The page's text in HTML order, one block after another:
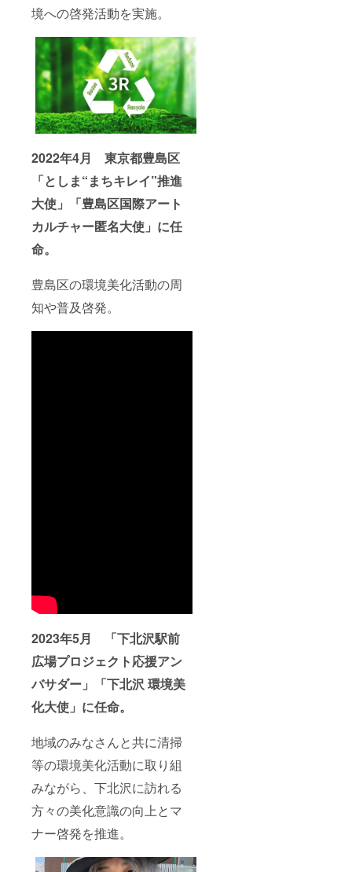
境への啓発活動を実施。
2022年4月 東京都豊島区
「としま“まちキレイ”推進
大使」「豊島区国際アート
カルチャー匿名大使」に任
命。
豊島区の環境美化活動の周
知や普及啓発。
2023年5月 「下北沢駅前
広場プロジェクト応援アン
バサダー」「下北沢 環境美
化大使」に任命。
地域のみなさんと共に清掃
等の環境美化活動に取り組
みながら、下北沢に訪れる
方々の美化意識の向上とマ
ナー啓発を推進。